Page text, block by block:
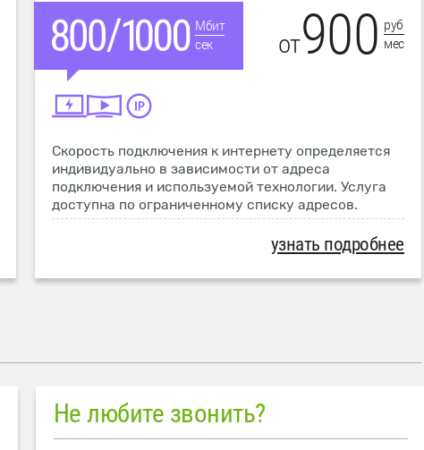
Мбит
сек
от900 руб
мес
Скорость подключения к интернету определяется
индивидуально в зависимости от адреса
подключения и используемой технологии. Услуга
доступна по ограниченному списку адресов.
узнать подробнее
Не любите звонить?